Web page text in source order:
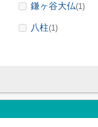
鎌ヶ谷大仏(1)
八柱(1)